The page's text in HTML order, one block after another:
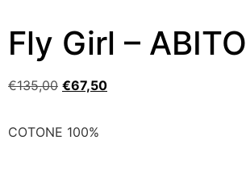
Fly Girl – ABITO
€135,00 €67,50
COTONE 100%